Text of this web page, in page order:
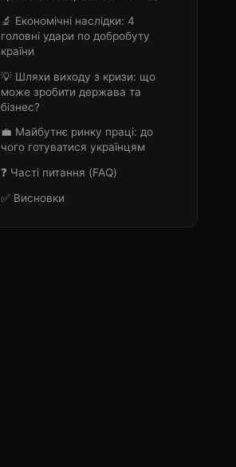
🔬 Економічні наслідки: 4
головні удари по добробуту
країни
💡 Шляхи виходу з кризи: що
може зробити держава та
бізнес?
💼 Майбутнє ринку праці: до
чого готуватися українцям
❓ Часті питання (FAQ)
✅ Висновки